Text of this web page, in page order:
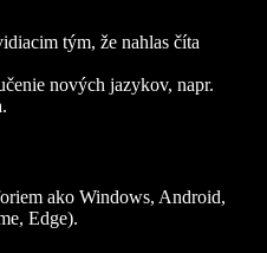
tým, že nahlas číta
nových jazykov, napr.
ako Windows, Android,
Edge).